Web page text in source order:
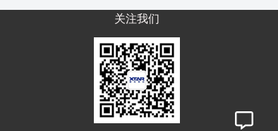
关注我们